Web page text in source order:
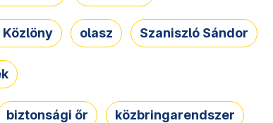
olasz Szaniszló Sándor
biztonsági őr közbringarendszer